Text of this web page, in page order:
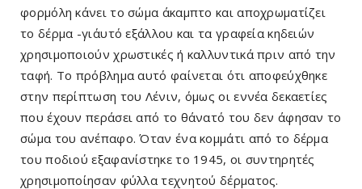
φορμόλη κάνει το σώμα άκαμπτο και αποχρωματίζει
το δέρμα -γι΄αυτό εξάλλου και τα γραφεία κηδειών
χρησιμοποιούν χρωστικές ή καλλυντικά πριν από την
ταφή. Το πρόβλημα αυτό φαίνεται ότι αποφεύχθηκε
στην περίπτωση του Λένιν, όμως οι εννέα δεκαετίες
που έχουν περάσει από το θάνατό του δεν άφησαν το
σώμα του ανέπαφο. Όταν ένα κομμάτι από το δέρμα
του ποδιού εξαφανίστηκε το 1945, οι συντηρητές
χρησιμοποίησαν φύλλα τεχνητού δέρματος.